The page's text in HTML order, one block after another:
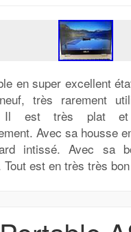
en super excellent
très rarement
Il est très plat
Avec sa housse
intissé. Avec sa
Tout est en très très